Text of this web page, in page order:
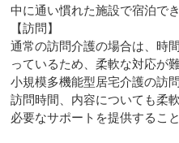
中に通い慣れた施設で宿泊でき
【訪問】
通常の訪問介護の場合は、時
っているため、柔軟な対応が
小規模多機能型居宅介護の訪
訪問時間、内容についても柔
必要なサポートを提供するこ